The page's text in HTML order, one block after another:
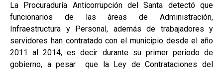
La Procuraduría Anticorrupción del Santa detectó que
funcionarios de las áreas de Administración,
Infraestructura y Personal, además de trabajadores y
servidores han contratado con el municipio desde el año
2011 al 2014, es decir durante su primer periodo de
gobierno, a pesar que la Ley de Contrataciones del